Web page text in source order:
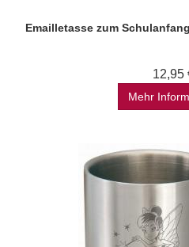
Emailletasse zum
12,95
Mehr